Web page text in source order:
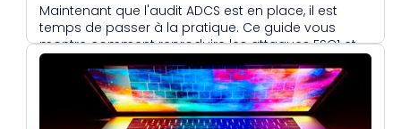
Maintenant que l'audit ADCS est en place, il est
temps de passer à la pratique. Ce guide vous
montre comment reproduire les attaques ESC1 et
ESC3 à partir de modèles de certificats
volontairement vulnérables, et comment les
détecter grâce aux logs d'événements Windows.